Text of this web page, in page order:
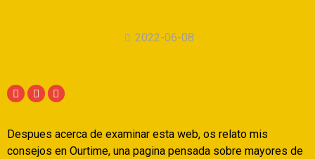
2022-06-08
Despues acerca de examinar esta web, os relato mis
consejos en Ourtime, una pagina pensada sobre mayores de